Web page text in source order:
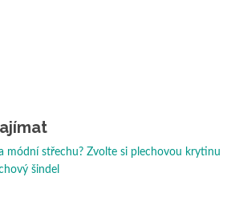
módní střechu? Zvolte si plechovou krytinu
šindel